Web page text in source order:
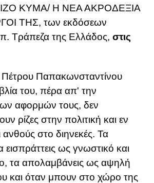
ΚΥΜΑ/ Η ΝΕΑ ΑΚΡΟΔΕΞΙΑ
ΤΗΣ, των εκδόσεων
Τράπεζα της Ελλάδος, στις
Πέτρου Παπακωνσταντίνου
του, πέρα απ' την
αφορμών τους, δεν
ρίζες στην πολιτική και εν
ανθούς στο διηνεκές. Τα
εισπράττεις ως γνωστικό και
τα απολαμβάνεις ως αψηλή
και όταν μπουν στο χώρο της